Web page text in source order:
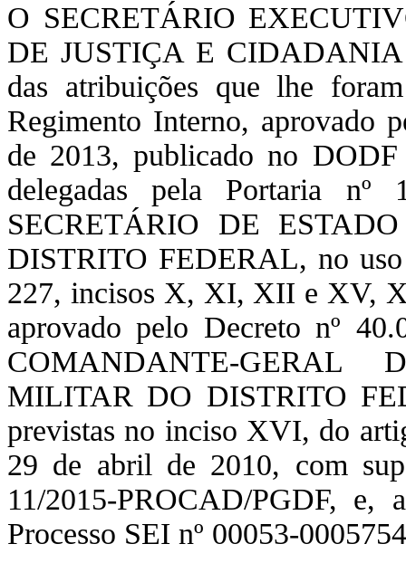
O SECRETÁRIO
DE JUSTIÇA E
das atribuições que lhe
Regimento Interno, aprovado
de 2013, publicado no
delegadas pela Portaria
SECRETÁRIO DE
DISTRITO FEDERAL, no
227, incisos X, XI, XII e XV,
aprovado pelo Decreto nº
COMANDANTE-
MILITAR DO DISTRITO
previstas no inciso XVI, do
29 de abril de 2010, com
11/2015-PROCAD/PGDF, e,
Processo SEI nº 00053-